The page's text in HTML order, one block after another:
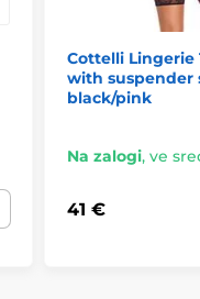
Cottelli Lingerie
with suspender
black/pink
Na zalogi, ve
41 €